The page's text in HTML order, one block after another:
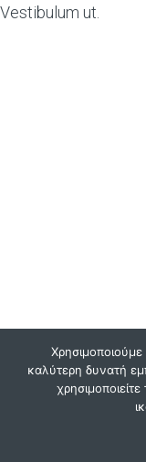
Vestibulum ut.
καλύτερη δυνατή